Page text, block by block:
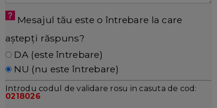
Mesajul tău este o întrebare la care
aștepți răspuns?
DA (este întrebare)
NU (nu este întrebare)
Introdu codul de validare rosu in casuta de cod:
0218026